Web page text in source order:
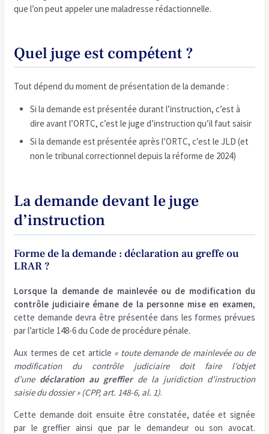
que l’on peut appeler une maladresse rédactionnelle.
Quel juge est compétent ?
Tout dépend du moment de présentation de la demande :
Si la demande est présentée durant l’instruction, c’est à
dire avant l’ORTC, c’est le juge d’instruction qu’il faut saisir
Si la demande est présentée après l’ORTC, c’est le JLD (et
non le tribunal correctionnel depuis la réforme de 2024)
La demande devant le juge
d’instruction
Forme de la demande : déclaration au greffe ou
LRAR ?
Lorsque la demande de mainlevée ou de modification du
contrôle judiciaire émane de la personne mise en examen,
cette demande devra être présentée dans les formes prévues
par l’article 148-6 du Code de procédure pénale.
Aux termes de cet article « toute demande de mainlevée ou de
modification du contrôle judiciaire doit faire l’objet
d’une déclaration au greffierde la juridiction d’instruction
saisie du dossier » (CPP, art. 148-6, al. 1).
Cette demande doit ensuite être constatée, datée et signée
par le greffier ainsi que par le demandeur ou son avocat.